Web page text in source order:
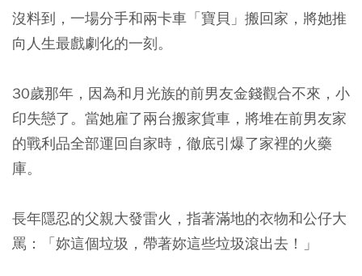
沒料到，一場分手和兩卡車「寶貝」搬回家，將她推
向人生最戲劇化的一刻。
30歲那年，因為和月光族的前男友金錢觀合不來，小
印失戀了。當她雇了兩台搬家貨車，將堆在前男友家
的戰利品全部運回自家時，徹底引爆了家裡的火藥
庫。
長年隱忍的父親大發雷火，指著滿地的衣物和公仔大
罵：「妳這個垃圾，帶著妳這些垃圾滾出去！」